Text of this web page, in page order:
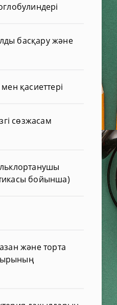
басқару және
қасиеттері
сөзжасам
бойынша)
және торта